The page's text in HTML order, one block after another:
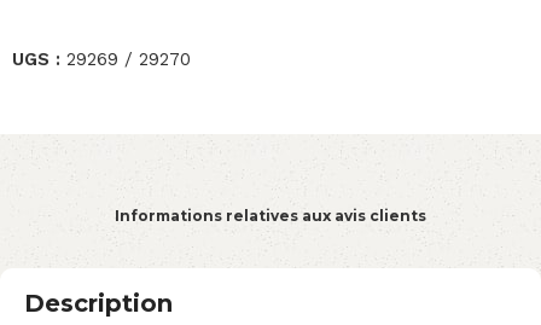
UGS : 29269 / 29270
Informations relatives aux avis clients
Description